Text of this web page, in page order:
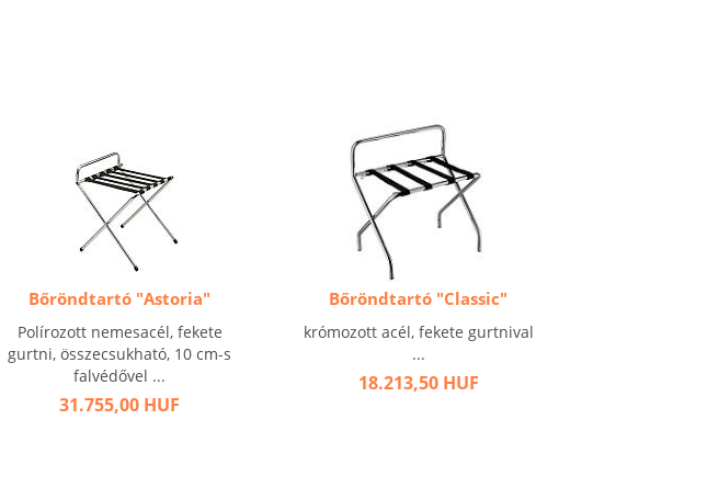
Bőröndtartó "Astoria"
Polírozott nemesacél, fekete
gurtni, összecsukható, 10 cm-s
falvédővel ...
31.755,00 HUF
Bőröndtartó "Classic"
krómozott acél, fekete gurtnival
...
18.213,50 HUF